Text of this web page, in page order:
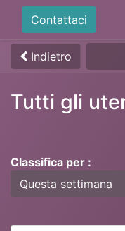
Contattaci
Indietro
Tutti gli
Classifica per :
Questa settimana